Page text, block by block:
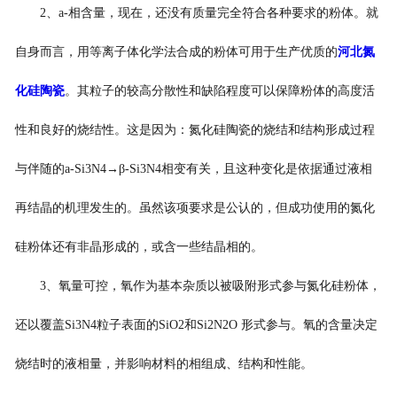
2、a-相含量，现在，还没有质量完全符合各种要求的粉体。就
自身而言，用等离子体化学法合成的粉体可用于生产优质的河北氮
化硅陶瓷。其粒子的较高分散性和缺陷程度可以保障粉体的高度活
性和良好的烧结性。这是因为：氮化硅陶瓷的烧结和结构形成过程
与伴随的a-Si3N4→β-Si3N4相变有关，且这种变化是依据通过液相
再结晶的机理发生的。虽然该项要求是公认的，但成功使用的氮化
硅粉体还有非晶形成的，或含一些结晶相的。
3、氧量可控，氧作为基本杂质以被吸附形式参与氮化硅粉体，
还以覆盖Si3N4粒子表面的SiO2和Si2N2O 形式参与。氧的含量决定
烧结时的液相量，并影响材料的相组成、结构和性能。